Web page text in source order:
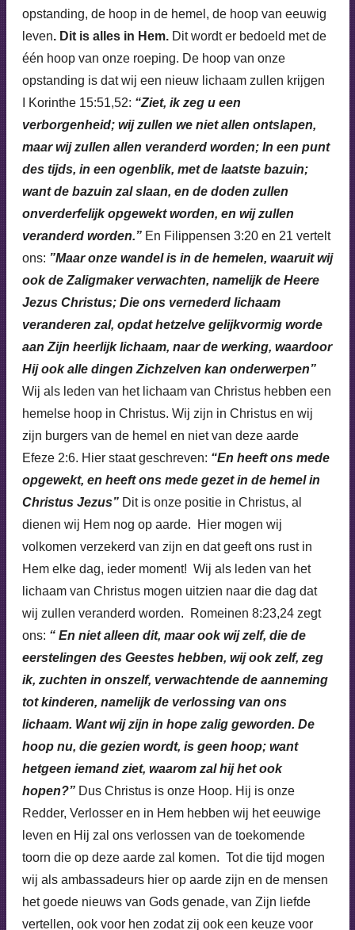
opstanding, de hoop in de hemel, de hoop van eeuwig
leven. Dit is alles in Hem.Dit wordt er bedoeld met de
één hoop van onze roeping. De hoop van onze
opstanding is dat wij een nieuw lichaam zullen krijgen
I Korinthe 15:51,52: “Ziet, ik zeg u een
verborgenheid; wij zullen we niet allen ontslapen,
maar wij zullen allen veranderd worden; In een punt
des tijds, in een ogenblik, met de laatste bazuin;
want de bazuin zal slaan, en de doden zullen
onverderfelijk opgewekt worden, en wij zullen
veranderd worden.”En Filippensen 3:20 en 21 vertelt
ons: ”Maar onze wandel is in de hemelen, waaruit wij
ook de Zaligmaker verwachten, namelijk de Heere
Jezus Christus; Die ons vernederd lichaam
veranderen zal, opdat hetzelve gelijkvormig worde
aan Zijn heerlijk lichaam, naar de werking, waardoor
Hij ook alle dingen Zichzelven kan onderwerpen”
Wij als leden van het lichaam van Christus hebben een
hemelse hoop in Christus. Wij zijn in Christus en wij
zijn burgers van de hemel en niet van deze aarde
Efeze 2:6. Hier staat geschreven: “En heeft ons mede
opgewekt, en heeft ons mede gezet in de hemel in
Christus Jezus”Dit is onze positie in Christus, al
dienen wij Hem nog op aarde. Hier mogen wij
volkomen verzekerd van zijn en dat geeft ons rust in
Hem elke dag, ieder moment! Wij als leden van het
lichaam van Christus mogen uitzien naar die dag dat
wij zullen veranderd worden. Romeinen 8:23,24 zegt
ons: “ En niet alleen dit, maar ook wij zelf, die de
eerstelingen des Geestes hebben, wij ook zelf, zeg
ik, zuchten in onszelf, verwachtende de aanneming
tot kinderen, namelijk de verlossing van ons
lichaam. Want wij zijn in hope zalig geworden. De
hoop nu, die gezien wordt, is geen hoop; want
hetgeen iemand ziet, waarom zal hij het ook
hopen?”Dus Christus is onze Hoop. Hij is onze
Redder, Verlosser en in Hem hebben wij het eeuwige
leven en Hij zal ons verlossen van de toekomende
toorn die op deze aarde zal komen. Tot die tijd mogen
wij als ambassadeurs hier op aarde zijn en de mensen
het goede nieuws van Gods genade, van Zijn liefde
vertellen, ook voor hen zodat zij ook een keuze voor